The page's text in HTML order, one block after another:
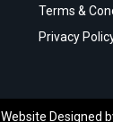
Terms &
Privacy
Website Designed